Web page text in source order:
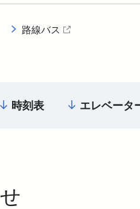
路線バス
時刻表 エレベータ